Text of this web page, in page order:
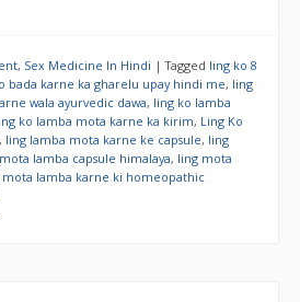
, Sex Medicine In Hindi |Tagged ling ko 8
bada karne ka gharelu upay hindi me, ling
wala ayurvedic dawa, ling ko lamba
ko lamba mota karne ka kirim, Ling Ko
, ling lamba mota karne ke capsule, ling
lamba capsule himalaya, ling mota
mota lamba karne ki homeopathic